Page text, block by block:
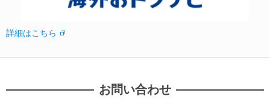
詳細はこちら
お問い合わせ